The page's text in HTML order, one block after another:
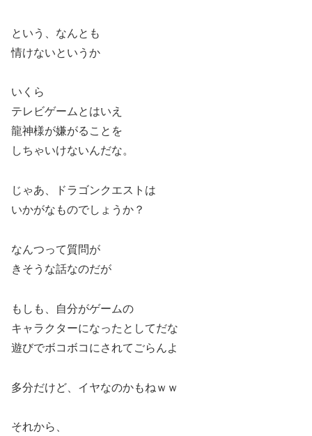
という、なんとも
情けないというか
いくら
テレビゲームとはいえ
龍神様が嫌がることを
しちゃいけないんだな。
じゃあ、ドラゴンクエストは
いかがなものでしょうか？
なんつって質問が
きそうな話なのだが
もしも、自分がゲームの
キャラクターになったとしてだな
遊びでボコボコにされてごらんよ
多分だけど、イヤなのかもねｗｗ
それから、